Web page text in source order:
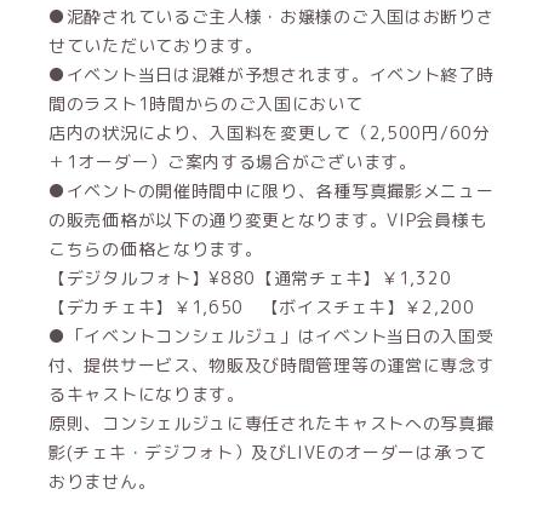
●泥酔されているご主人様・お嬢様のご入国はお断りさ
せていただいております。
●イベント当日は混雑が予想されます。イベント終了時
間のラスト1時間からのご入国において
店内の状況により、入国料を変更して（2,500円/60分
＋1オーダー）ご案内する場合がございます。
●イベントの開催時間中に限り、各種写真撮影メニュー
の販売価格が以下の通り変更となります。VIP会員様も
こちらの価格となります。
【デジタルフォト】¥880【通常チェキ】￥1,320
【デカチェキ】￥1,650 【ボイスチェキ】￥2,200
●「イベントコンシェルジュ」はイベント当日の入国受
付、提供サービス、物販及び時間管理等の運営に専念す
るキャストになります。
原則、コンシェルジュに専任されたキャストへの写真撮
影(チェキ・デジフォト）及びLIVEのオーダーは承って
おりません。